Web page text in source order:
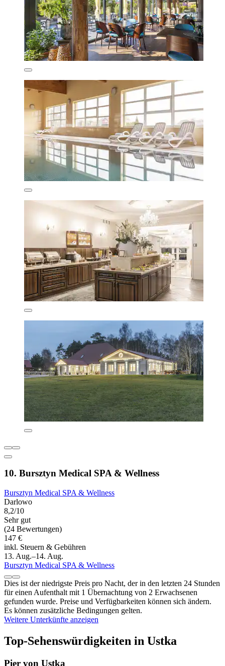
10. Bursztyn Medical SPA & Wellness
Bursztyn Medical SPA & Wellness
Darlowo
8,2/10
Sehr gut
(24 Bewertungen)
147 €
inkl. Steuern & Gebühren
13. Aug.–14. Aug.
Bursztyn Medical SPA & Wellness
Dies ist der niedrigste Preis pro Nacht, der in den letzten 24 Stunden
für einen Aufenthalt mit 1 Übernachtung von 2 Erwachsenen
gefunden wurde. Preise und Verfügbarkeiten können sich ändern.
Es können zusätzliche Bedingungen gelten.
Weitere Unterkünfte anzeigen
Top-Sehenswürdigkeiten in Ustka
Pier von Ustka